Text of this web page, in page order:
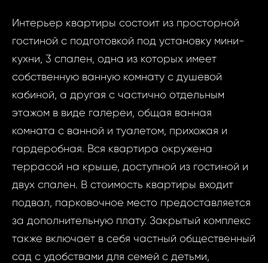
Интерьер квартиры состоит из просторной
гостиной с подготовкой под установку мини-
кухни, 3 спален, одна из которых имеет
собственную ванную комнату с душевой
кабиной, а другая с частично отдельным
этажом в виде галереи, общая ванная
комната с ванной и туалетом, прихожая и
гардеробная. Вся квартира окружена
террасой на крыше, доступной из гостиной и
двух спален. В стоимость квартиры входит
подвал, парковочное место предоставляется
за дополнительную плату. Закрытый комплекс
также включает в себя частный общественный
сад с удобствами для семей с детьми,